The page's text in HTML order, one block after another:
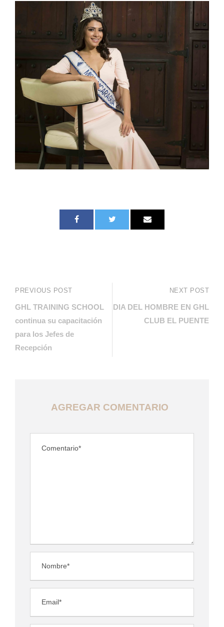
PREVIOUS POST
GHL TRAINING SCHOOL
continua su capacitación
para los Jefes de
Recepción
NEXT POST
DIA DEL HOMBRE EN GHL
CLUB EL PUENTE
AGREGAR COMENTARIO